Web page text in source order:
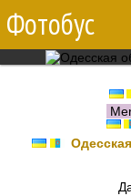
Фотобус